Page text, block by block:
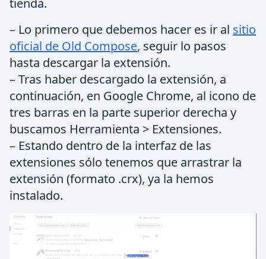
tienda.
– Lo primero que debemos hacer es ir al sitio
oficial de Old Compose, seguir lo pasos
hasta descargar la extensión.
– Tras haber descargado la extensión, a
continuación, en Google Chrome, al icono de
tres barras en la parte superior derecha y
buscamos Herramienta > Extensiones.
– Estando dentro de la interfaz de las
extensiones sólo tenemos que arrastrar la
extensión (formato .crx), ya la hemos
instalado.